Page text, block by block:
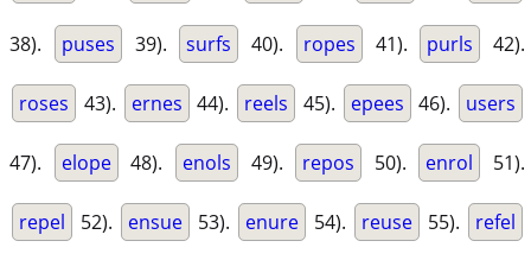
38). puses 39). surfs 40). ropes 41). purls 42).
roses 43). ernes 44). reels 45). epees 46). users
47). elope 48). enols 49). repos 50). enrol 51).
repel 52). ensue 53). enure 54). reuse 55). refel